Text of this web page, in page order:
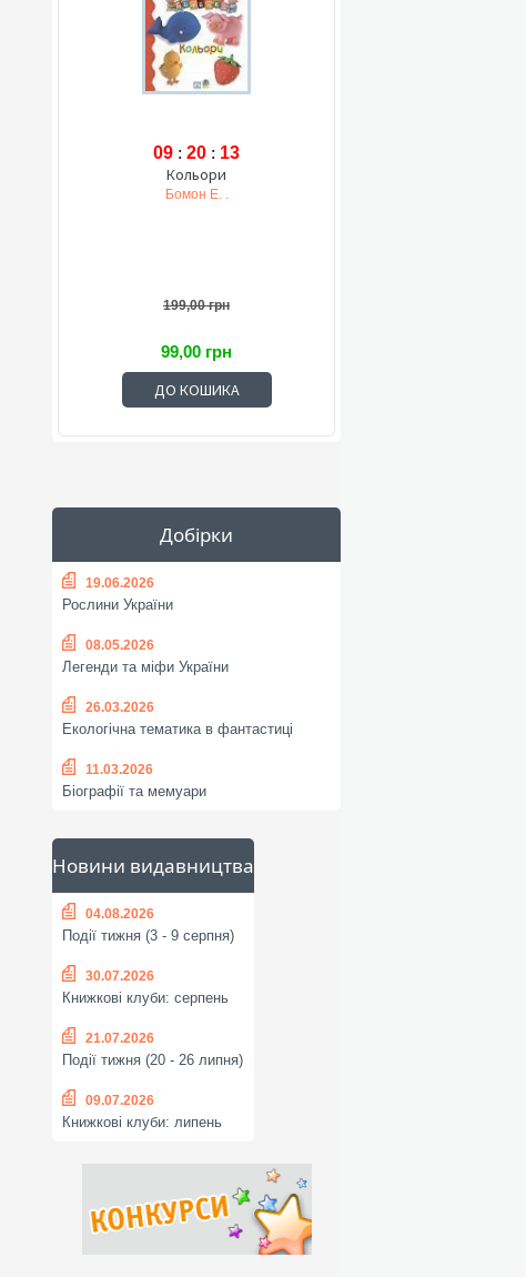
09 : 20 : 12
Кольори
Бомон Е. .
199,00 грн
99,00 грн
ДО КОШИКА
Добірки
19.06.2026
Рослини України
08.05.2026
Легенди та міфи України
26.03.2026
Екологічна тематика в фантастиці
11.03.2026
Біографії та мемуари
Новини видавництва
04.08.2026
Події тижня (3 - 9 серпня)
30.07.2026
Книжкові клуби: серпень
21.07.2026
Події тижня (20 - 26 липня)
09.07.2026
Книжкові клуби: липень